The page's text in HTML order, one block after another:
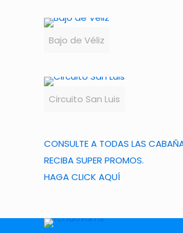
Bajo de Véliz
Circuito San Luis
CONSULTE A TODAS LAS
RECIBA SUPER PROMOS.
HAGA CLICK AQUÍ